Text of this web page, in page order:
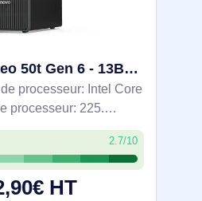
ThinkCentre neo 50t Gen 6 - 13BD0051FR
processeur: Intel Core
processeur: 225.
Go, Type de mémoire
Fréquence de la
Capacité totale de
2.7/10
HT